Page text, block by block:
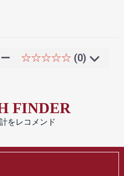
☆☆☆☆☆ (0)
FINDER
をレコメンド